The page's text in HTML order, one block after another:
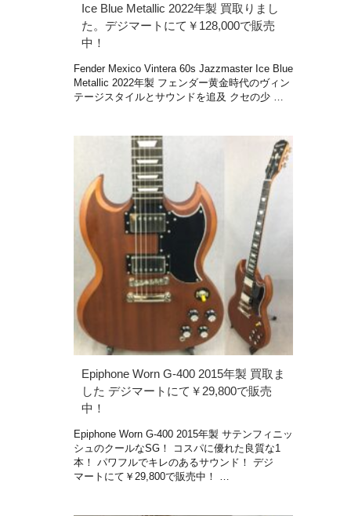
Ice Blue Metallic 2022年製 買取りまし
た。デジマートにて￥128,000で販売
中！
Fender Mexico Vintera 60s Jazzmaster Ice Blue
Metallic 2022年製 フェンダー黄金時代のヴィン
テージスタイルとサウンドを追及 クセの少 …
Epiphone Worn G-400 2015年製 買取ま
した デジマートにて￥29,800で販売
中！
Epiphone Worn G-400 2015年製 サテンフィニッ
シュのクールなSG！ コスパに優れた良質な1
本！ パワフルでキレのあるサウンド！ デジ
マートにて￥29,800で販売中！ …